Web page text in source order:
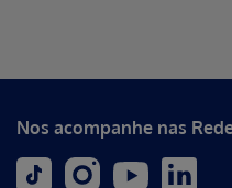
Nos acompanhe nas